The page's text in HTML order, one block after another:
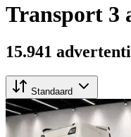
Transport 3
15.941
Standaard